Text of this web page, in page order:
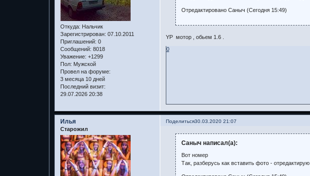
Откуда: Нальчик
Зарегистрирован: 07.10.2011
Приглашений: 0
Сообщений: 8018
Уважение: +1299
Пол: Мужской
Провел на форуме:
3 месяца 10 дней
Последний визит:
29.07.2026 20:38
Отредактировано Саныч (Сегодня 15:49)
YP мотор , обьем 1.6 .
0
Поделиться30.03.2020 21:07
Илья
Старожил
Саныч написал(а):
Вот номер
Так, разберусь как вставить фото - отредактирую